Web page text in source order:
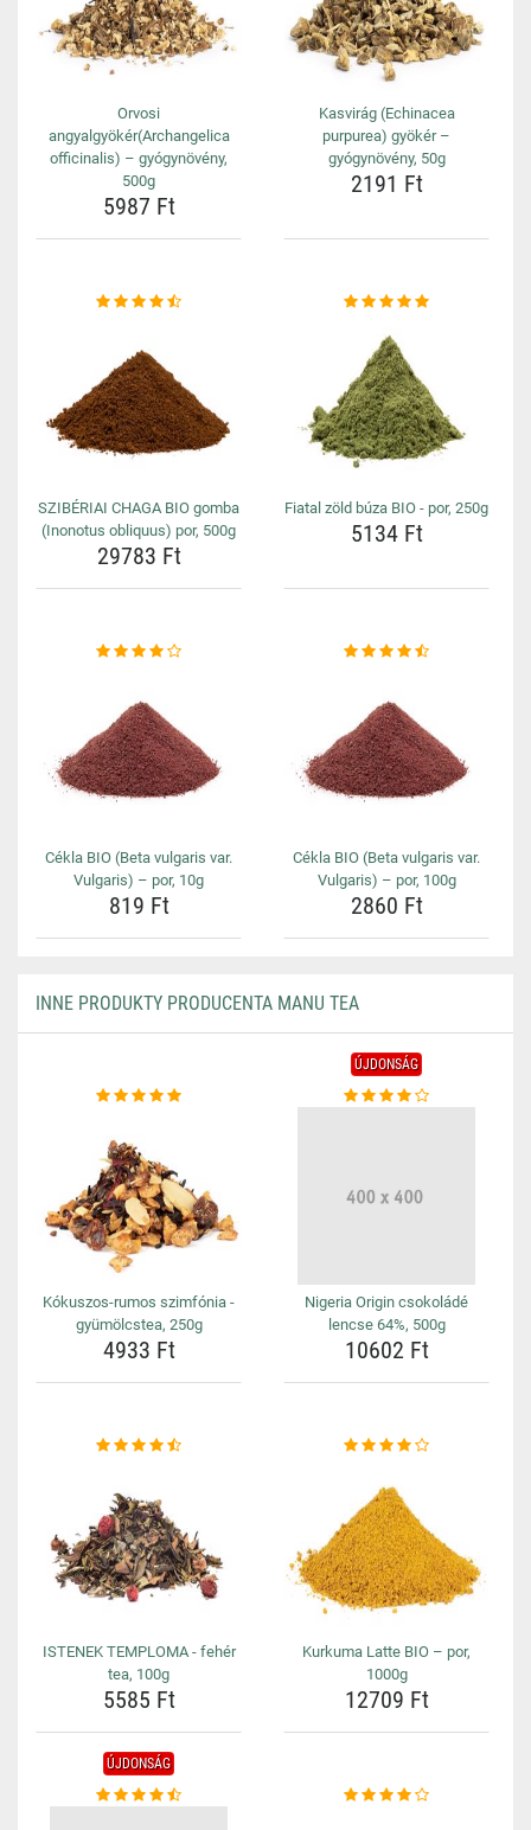
Orvosi
angyalgyökér(Archangelica
officinalis) – gyógynövény,
500g
5987 Ft
Kasvirág (Echinacea
purpurea) gyökér –
gyógynövény, 50g
2191 Ft
SZIBÉRIAI CHAGA BIO gomba
(Inonotus obliquus) por, 500g
29783 Ft
Fiatal zöld búza BIO - por, 250g
5134 Ft
Cékla BIO (Beta vulgaris var.
Vulgaris) – por, 10g
819 Ft
Cékla BIO (Beta vulgaris var.
Vulgaris) – por, 100g
2860 Ft
INNE PRODUKTY PRODUCENTA MANU TEA
Kókuszos-rumos szimfónia -
gyümölcstea, 250g
4933 Ft
ÚJDONSÁG
Nigeria Origin csokoládé
lencse 64%, 500g
10602 Ft
ISTENEK TEMPLOMA - fehér
tea, 100g
5585 Ft
Kurkuma Latte BIO – por,
1000g
12709 Ft
ÚJDONSÁG